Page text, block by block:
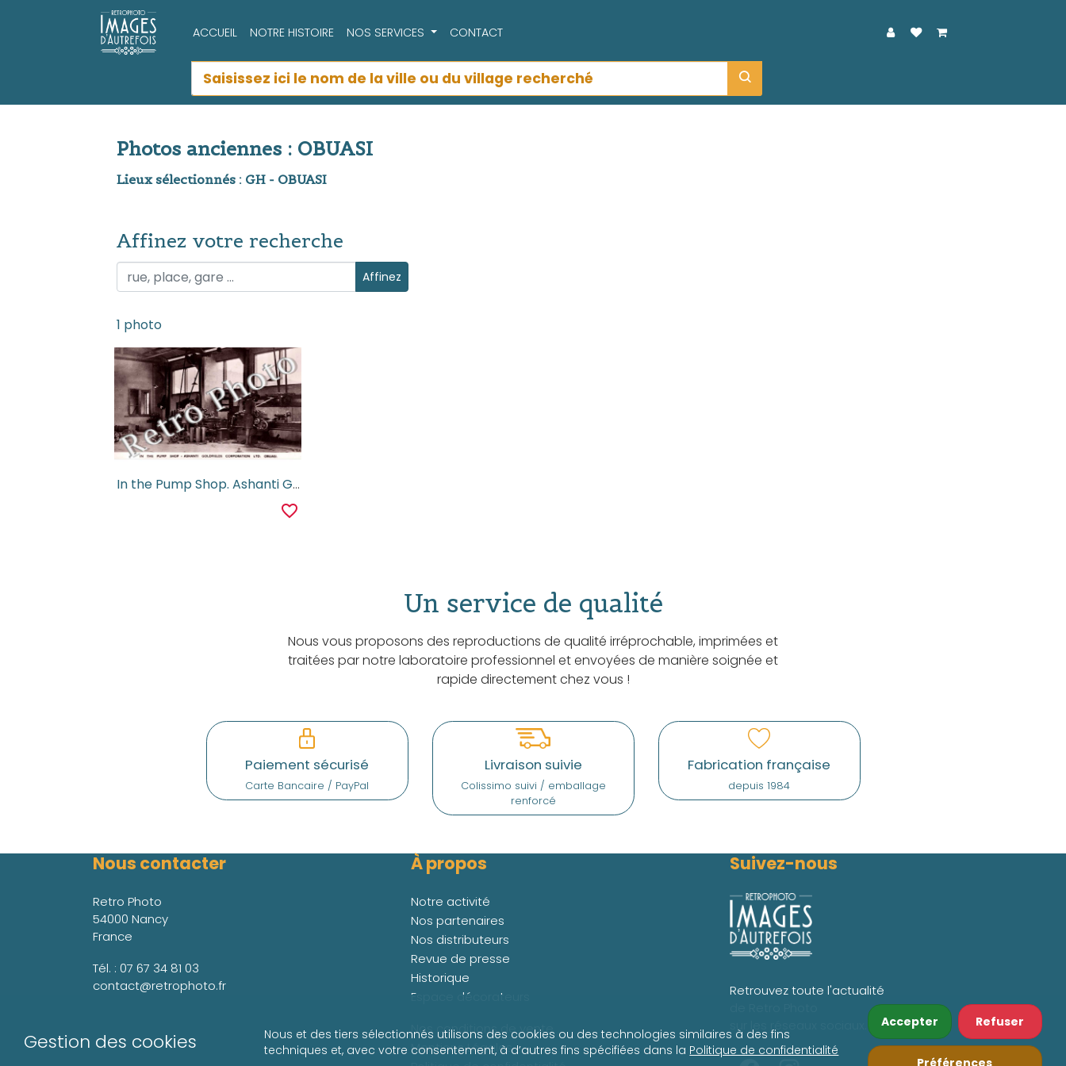
ACCUEIL NOTRE HISTOIRE NOS SERVICES CONTACT
Gestion des cookies
Nous et des tiers sélectionnés utilisons des cookies ou des technologies similaires à des fins
techniques et, avec votre consentement, à d’autres fins spécifiées dans la Politique de confidentialité
Accepter Refuser
Préférences
Photos anciennes : OBUASI
Lieux sélectionnés : GH - OBUASI
Affinez votre recherche
Affinez votre recherche Affinez
1 photo
In the Pump Shop. Ashanti Goldfields Corporation
favorite_border
Un service de qualité
Nous vous proposons des reproductions de qualité irréprochable, imprimées et
traitées par notre laboratoire professionnel et envoyées de manière soignée et
rapide directement chez vous !
Paiement sécurisé
Carte Bancaire / PayPal
Livraison suivie
Colissimo suivi / emballage
renforcé
Fabrication française
depuis 1984
Nous contacter
Retro Photo
54000 Nancy
France
Tél. : 07 67 34 81 03
contact@retrophoto.fr
À propos
Notre activité
Nos partenaires
Nos distributeurs
Revue de presse
Historique
Espace décorateurs
Nos conditions de vente
Mentions Légales
Suivez-nous
Retrouvez toute l'actualité